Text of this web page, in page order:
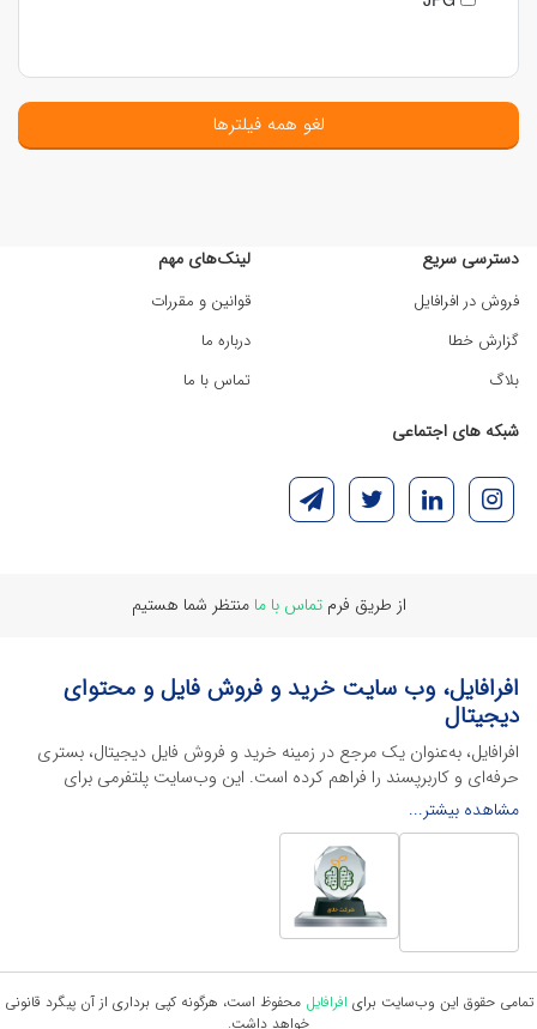
لغو همه فیلترها
دسترسی سریع
فروش در افرافایل
گزارش خطا
بلاگ
لینک‌های مهم
قوانین و مقررات
درباره ما
تماس با ما
شبکه های اجتماعی
از طریق فرمتماس با ما منتظر شما هستیم
افرافایل، وب سایت خرید و فروش فایل و محتوای
دیجیتال
افرافایل، به‌عنوان یک مرجع در زمینه خرید و فروش فایل دیجیتال، بستری
حرفه‌ای و کاربرپسند را فراهم کرده است. این وب‌سایت‌ پلتفرمی برای
طراحان، دانشجویان و فریلنسرها ایجاد می‌کند تا به راحتی محصولات
دیجیتال خود را به فروش رسانده یا از محتواهایی باکیفیت برای پیشبرد
اهدافشان استفاده کنند.
این سایت با ارائه تنوع گسترده‌ای از محصولات دیجیتال از انواع فایل های
لایه باز نرم افراهای ادیت ویدئو گرفته تا فایل لایه باز فتوشاپ، ایلاستریتور و
اکسل گرفته تا قالب‌های ارائه پاورپوینت به کاربران کمک می‌کند تا زمان و
هزینه‌های خود را کاهش داده و به سرعت پروژه‌های خود را تکمیل کنند. در
ادامه، به معرفی گوشه‌ای از محصولات افرافایل پرداخته‌ایم:
مشاهده بیشتر...
تمامی حقوق این وب‌سایت برای افرافایل محفوظ است، هرگونه کپی برداری از آن پیگرد قانونی
خواهد داشت.